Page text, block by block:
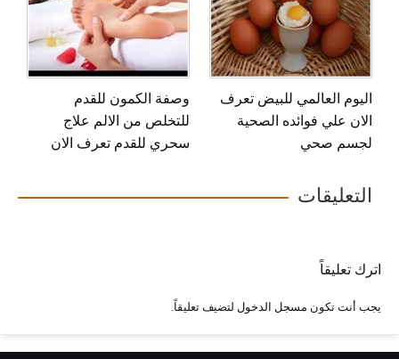
اليوم العالمي للبيض تعرف
الان علي فوائده الصحية
لجسم صحي
وصفة الكمون للقدم
للتخلص من الالم علاج
سحري للقدم تعرف الان
التعليقات
اترك تعليقاً
يجب أنت تكون مسجل الدخول لتضيف تعليقاً.